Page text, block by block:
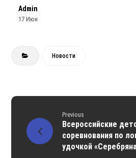
Admin
17 Июн
Новости
Previous
Всероссийские
соревнования по
удочкой